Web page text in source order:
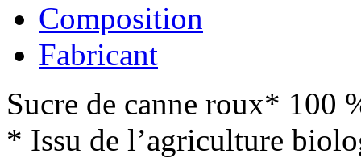
Composition
Fabricant
Sucre de canne roux* 100
* Issu de l’agriculture